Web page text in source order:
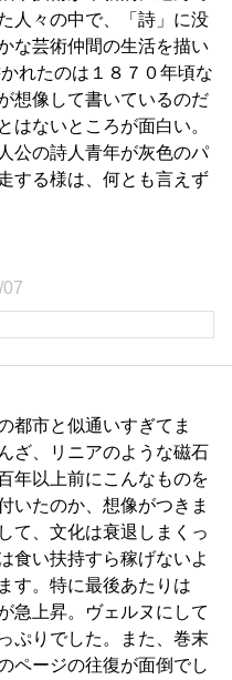
人々の中で、「詩」に没
な芸術仲間の生活を描い
れたのは１８７０年頃な
想像して書いているのだ
はないところが面白い。
公の詩人青年が灰色のパ
する様は、何とも言えず
都市と似通いすぎてま
ざ、リニアのような磁石
年以上前にこんなものを
いたのか、想像がつきま
て、文化は衰退しまくっ
食い扶持すら稼げないよ
す。特に最後あたりは
急上昇。ヴェルヌにして
ぷりでした。また、巻末
ページの往復が面倒でし